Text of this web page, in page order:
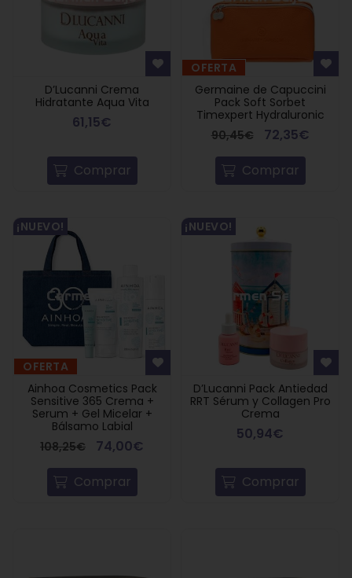
D’Lucanni Crema
Hidratante Aqua Vita
61,15€
Comprar
OFERTA
Germaine de Capuccini
Pack Soft Sorbet
Timexpert Hydraluronic
90,45€
72,35€
Comprar
OFERTA
¡NUEVO!
Ainhoa Cosmetics Pack
Sensitive 365 Crema +
Serum + Gel Micelar +
Bálsamo Labial
108,25€
74,00€
Comprar
¡NUEVO!
D’Lucanni Pack Antiedad
RRT Sérum y Collagen Pro
Crema
50,94€
Comprar